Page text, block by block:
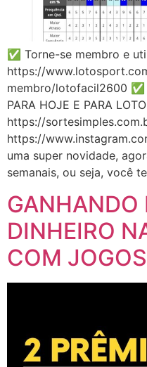
✅ Torne-se membro e
https://
membro/lotofacil2600 ✅
PARA HOJE E PARA
https://
https://
uma super novidade,
semanais, ou seja, você
GANHANDO
DINHEIRO
COM